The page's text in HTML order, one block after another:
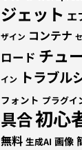
ジェット エ
ザイン コンテナ
ロード チュ
イン
トラブル
フォント プラグイ
具合初心
無料 生成AI 画像